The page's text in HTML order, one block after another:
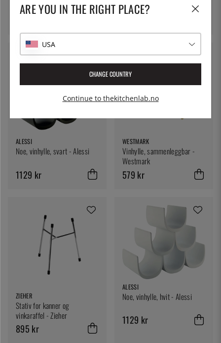
- Guzzini
ALESSI
Noe, vinhylle, svart - Alessi
1129 kr
WESTMARK
Vinhylle, sammenleggbar -
Westmark
579 kr
ZIEHER
Stativ for kanner og
vinkaraffel - Zieher
895 kr
ALESSI
Noe, vinhylle, hvit - Alessi
1129 kr
ARE YOU IN THE RIGHT PLACE?
USA
CHANGE COUNTRY
Continue to thekitchenlab.no